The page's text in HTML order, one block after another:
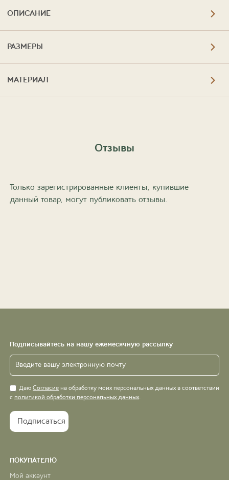
ОПИСАНИЕ
РАЗМЕРЫ
МАТЕРИАЛ
Отзывы
Только зарегистрированные клиенты, купившие
данный товар, могут публиковать отзывы.
Подписывайтесь на нашу ежемесячную рассылку
Даю Согласие на обработку моих персональных данных в соответствии
с политикой обработки персональных данных.
ПОКУПАТЕЛЮ
Мой аккаунт